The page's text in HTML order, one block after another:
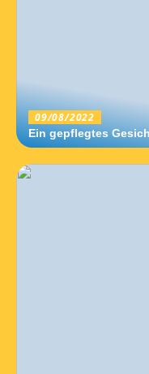
09/08/2022
Ein gepflegtes